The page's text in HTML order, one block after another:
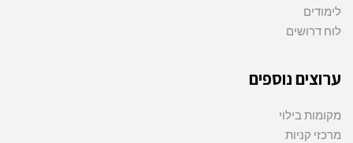
לימודים
לוח דרושים
ערוצים נוספים
מקומות בילוי
מרכזי קניות